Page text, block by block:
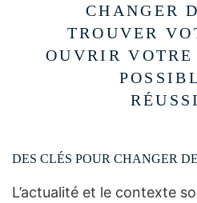
CHANGER
TROUVER
OUVRIR VOTRE
DES CLÉS POUR CHANGER
L’actualité et le contexte